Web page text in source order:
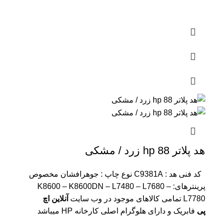
هد پلاتر 88 hp زرد / مشکی
کد فنی هد : C9381A نوع چاپ : جوهرافشان مخصوص
پرینترهای: K8600 – K8600DN – L7480 – L7680 –
L7780 تمامی کالاهای موجود در وب سایت آنلاین اچ
پی فابریک و دارای هلوگرام اصلی کارخانه HP میباشد